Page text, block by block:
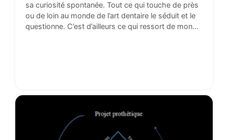
sa curiosité spontanée. Tout ce qui touche de près
ou de loin au monde de l’art dentaire le séduit et le
questionne. C’est d’ailleurs ce qui ressort de mon